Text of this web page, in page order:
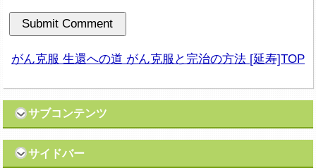
がん克服 生還への道 がん克服と完治の方法 [延寿]TOP
サブコンテンツ
サイドバー